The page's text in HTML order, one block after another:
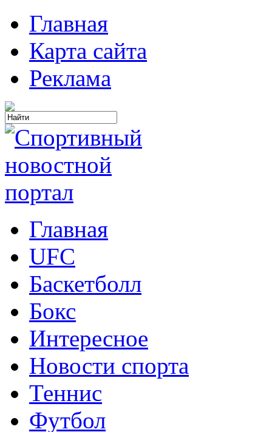
Главная
Карта сайта
Реклама
Главная
UFC
Баскетболл
Бокс
Интересное
Новости спорта
Теннис
Футбол